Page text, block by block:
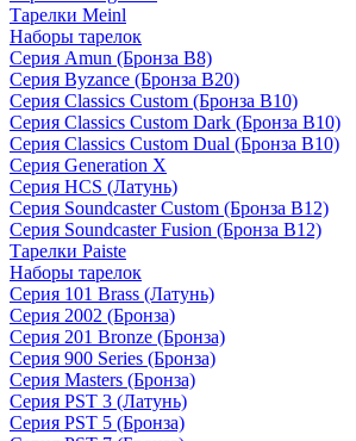
Тарелки Meinl
Наборы тарелок
Серия Amun (Бронза B8)
Серия Byzance (Бронза B20)
Серия Classics Custom (Бронза B10)
Серия Classics Custom Dark (Бронза B10)
Серия Classics Custom Dual (Бронза B10)
Серия Generation X
Серия HCS (Латунь)
Серия Soundcaster Custom (Бронза B12)
Серия Soundcaster Fusion (Бронза B12)
Тарелки Paiste
Наборы тарелок
Серия 101 Brass (Латунь)
Серия 2002 (Бронза)
Серия 201 Bronze (Бронза)
Серия 900 Series (Бронза)
Серия Masters (Бронза)
Серия PST 3 (Латунь)
Серия PST 5 (Бронза)